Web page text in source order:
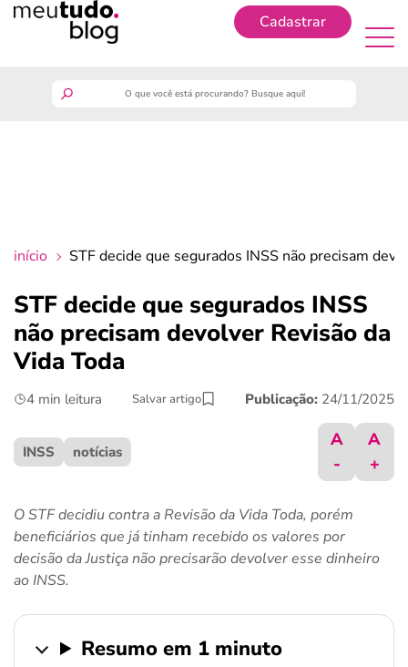
Cadastrar
crédito fácil
início STF decide que segurados INSS não precisam
STF decide que segurados INSS
não precisam devolver Revisão da
Vida Toda
4 min leitura Salvar artigo Publicação: 24/11/2025
INSS notícias
A
-
A
+
O STF decidiu contra a Revisão da Vida Toda, porém
beneficiários que já tinham recebido os valores por
decisão da Justiça não precisarão devolver esse dinheiro
ao INSS.
Resumo em 1 minuto